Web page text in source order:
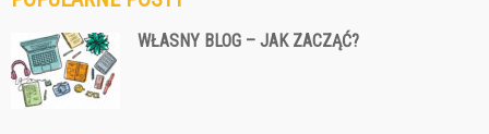
WŁASNY BLOG – JAK ZACZĄĆ?